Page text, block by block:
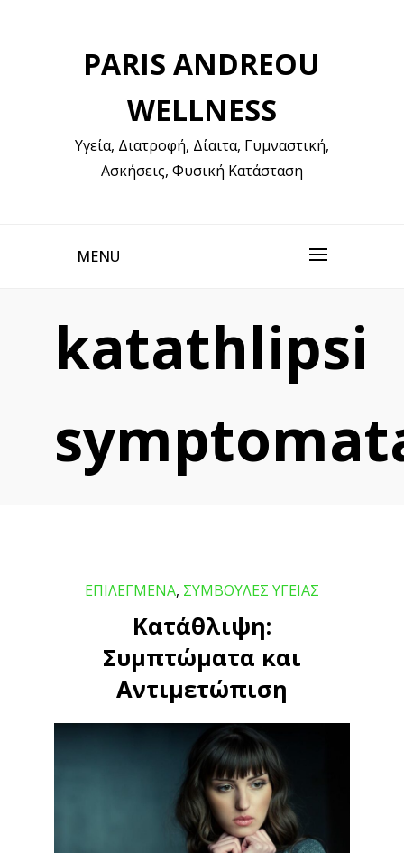
PARIS ANDREOU
WELLNESS
Υγεία, Διατροφή, Δίαιτα, Γυμναστική,
Ασκήσεις, Φυσική Κατάσταση
MENU
katathlipsi
ΕΠΙΛΕΓΜΕΝΑ, ΣΥΜΒΟΥΛΕΣ ΥΓΕΙΑΣ
Κατάθλιψη:
Συμπτώματα και
Αντιμετώπιση